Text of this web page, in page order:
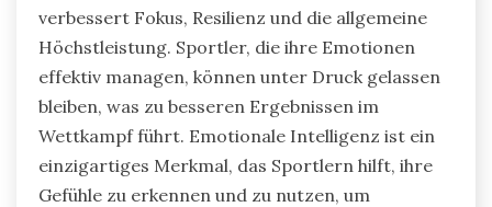
verbessert Fokus, Resilienz und die allgemeine
Höchstleistung. Sportler, die ihre Emotionen
effektiv managen, können unter Druck gelassen
bleiben, was zu besseren Ergebnissen im
Wettkampf führt. Emotionale Intelligenz ist ein
einzigartiges Merkmal, das Sportlern hilft, ihre
Gefühle zu erkennen und zu nutzen, um